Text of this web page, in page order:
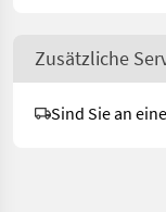
Zusätzliche
Sind Sie an